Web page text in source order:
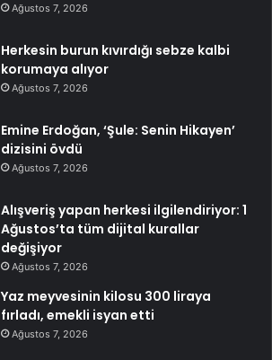
Ağustos 7, 2026
Herkesin burun kıvırdığı sebze kalbi
korumaya alıyor
Ağustos 7, 2026
Emine Erdoğan, ‘Şule: Senin Hikayen’
dizisini övdü
Ağustos 7, 2026
Alışveriş yapan herkesi ilgilendiriyor: 1
Ağustos’ta tüm dijital kurallar
değişiyor
Ağustos 7, 2026
Yaz meyvesinin kilosu 300 liraya
fırladı, emekli isyan etti
Ağustos 7, 2026